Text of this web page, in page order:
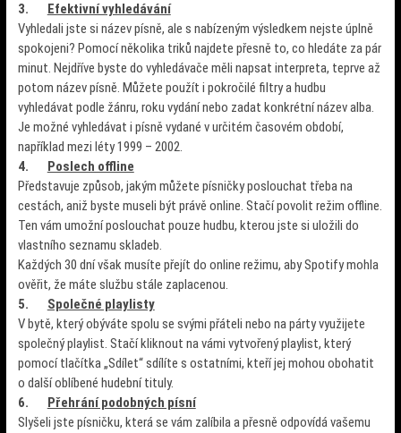
3. Efektivní vyhledávání
Vyhledali jste si název písně, ale s nabízeným výsledkem nejste úplně
spokojeni? Pomocí několika triků najdete přesně to, co hledáte za pár
minut. Nejdříve byste do vyhledávače měli napsat interpreta, teprve až
potom název písně. Můžete použít i pokročilé filtry a hudbu
vyhledávat podle žánru, roku vydání nebo zadat konkrétní název alba.
Je možné vyhledávat i písně vydané v určitém časovém období,
například mezi léty 1999 – 2002.
4. Poslech offline
Představuje způsob, jakým můžete písničky poslouchat třeba na
cestách, aniž byste museli být právě online. Stačí povolit režim offline.
Ten vám umožní poslouchat pouze hudbu, kterou jste si uložili do
vlastního seznamu skladeb.
Každých 30 dní však musíte přejít do online režimu, aby Spotify mohla
ověřit, že máte službu stále zaplacenou.
5. Společné playlisty
V bytě, který obýváte spolu se svými přáteli nebo na párty využijete
společný playlist. Stačí kliknout na vámi vytvořený playlist, který
pomocí tlačítka „Sdílet“ sdílíte s ostatními, kteří jej mohou obohatit
o další oblíbené hudební tituly.
6. Přehrání podobných písní
Slyšeli jste písničku, která se vám zalíbila a přesně odpovídá vašemu